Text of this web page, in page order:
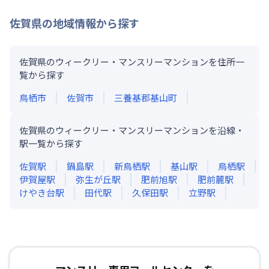
佐賀県の地域情報から探す
佐賀県のウィークリー・マンスリーマンションを住所一
覧から探す
鳥栖市
佐賀市 三養基郡基山町
佐賀県のウィークリー・マンスリーマンションを沿線・
駅一覧から探す
佐賀駅 鍋島駅 新鳥栖駅 基山駅 鳥栖駅
伊賀屋駅 弥生が丘駅 肥前旭駅 肥前麓駅
けやき台駅 田代駅 久保田駅 立野駅